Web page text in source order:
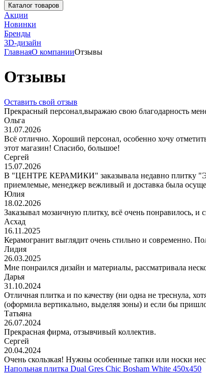
Каталог товаров
Акции
Новинки
Бренды
3D-дизайн
ГлавнаяО компанииОтзывы
Отзывы
Оставить свой отзыв
Прекрасный персонал,выражаю свою благодарность
Ольга
31.07.2026
Всё отлично. Хороший персонал, особенно хочу
этот магазин! Спасибо, большое!
Сергей
15.07.2026
В "ЦЕНТРЕ КЕРАМИКИ" заказывала недавно плитку
приемлемые, менеджер вежливый и доставка была
Юлия
18.02.2026
Заказывал мозаичную плитку, всё очень понравилось, и
Асхад
16.11.2025
Керамогранит выглядит очень стильно и современно.
Лидия
26.03.2025
Мне понраился дизайн и материалы, рассматривала
Дарья
31.10.2024
Отличная плитка и по качеству (ни одна не треснула,
(оформила вертикально, выделяя зоны) и если бы
Татьяна
26.07.2024
Прекрасная фирма, отзывчивый коллектив.
Сергей
20.04.2024
Очень скользкая! Нужны особенные тапки или носки
Напольная плитка Dual Gres Chic Bosham White 450x450